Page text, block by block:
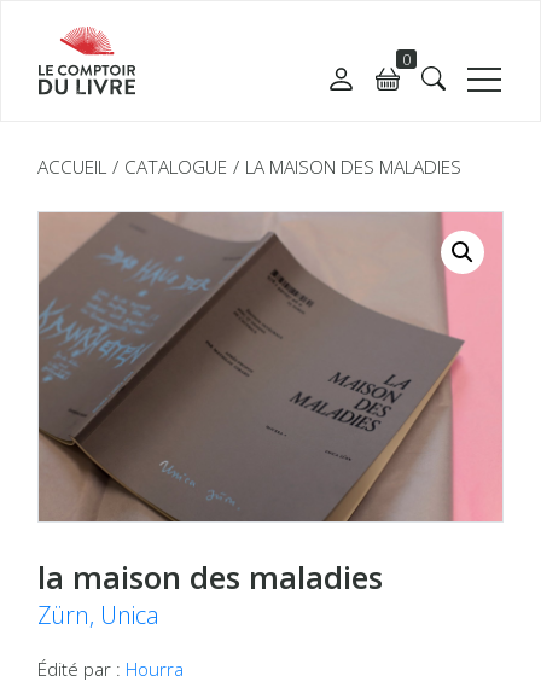
0
ACCUEIL CATALOGUE LA MAISON DES MALADIES
la maison des maladies
Zürn, Unica
Édité par : Hourra